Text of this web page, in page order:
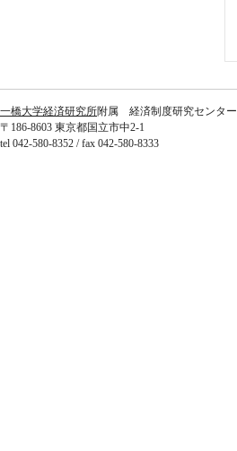
一橋大学経済研究所附属 経済制度研究センター
〒186-8603 東京都国立市中2-1
tel 042-580-8352 / fax 042-580-8333